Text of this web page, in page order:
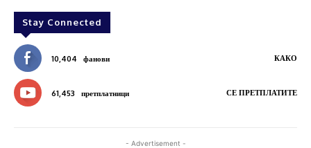
Stay Connected
10,404 фанови КАКО
61,453 претплатници СЕ ПРЕТПЛАТИТЕ
- Advertisement -